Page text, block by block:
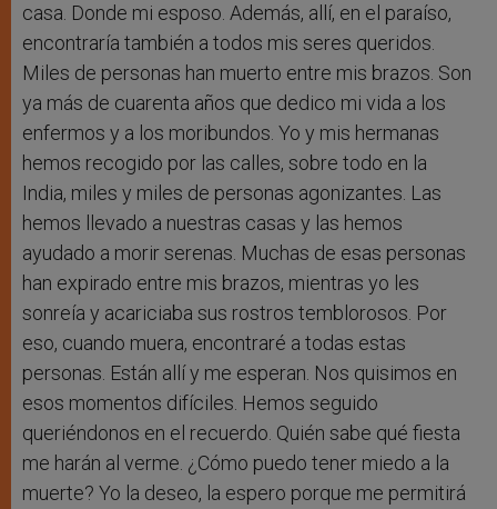
casa. Donde mi esposo. Además, allí, en el paraíso,
encontraría también a todos mis seres queridos.
Miles de personas han muerto entre mis brazos. Son
ya más de cuarenta años que dedico mi vida a los
enfermos y a los moribundos. Yo y mis hermanas
hemos recogido por las calles, sobre todo en la
India, miles y miles de personas agonizantes. Las
hemos llevado a nuestras casas y las hemos
ayudado a morir serenas. Muchas de esas personas
han expirado entre mis brazos, mientras yo les
sonreía y acariciaba sus rostros temblorosos. Por
eso, cuando muera, encontraré a todas estas
personas. Están allí y me esperan. Nos quisimos en
esos momentos difíciles. Hemos seguido
queriéndonos en el recuerdo. Quién sabe qué fiesta
me harán al verme. ¿Cómo puedo tener miedo a la
muerte? Yo la deseo, la espero porque me permitirá